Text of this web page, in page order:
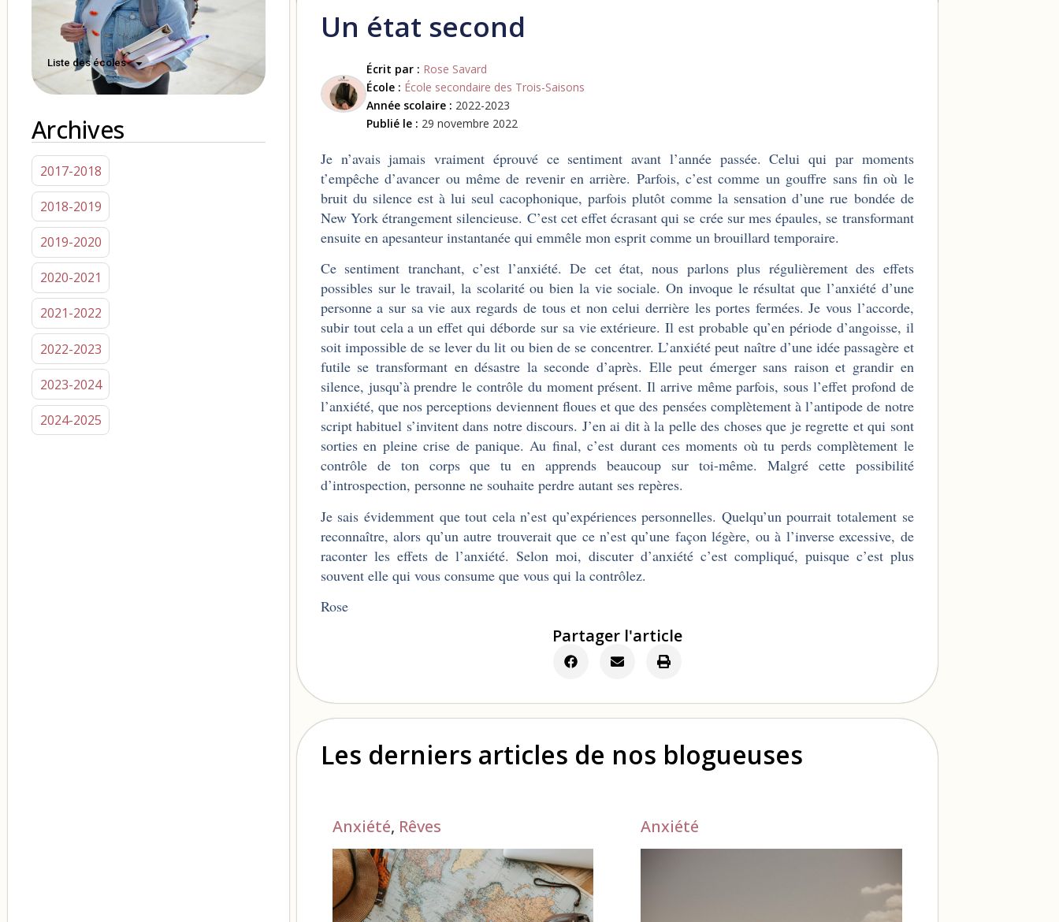
Liste des écoles
Archives
2017-2018
2018-2019
2019-2020
2020-2021
2021-2022
2022-2023
2023-2024
2024-2025
Un état second
Écrit par : Rose Savard
École : École secondaire des Trois-Saisons
Année scolaire : 2022-2023
Publié le : 29 novembre 2022
Je n’avais jamais vraiment éprouvé ce sentiment avant l’année passée. Celui qui par moments
t’empêche d’avancer ou même de revenir en arrière. Parfois, c’est comme un gouffre sans fin où le
bruit du silence est à lui seul cacophonique, parfois plutôt comme la sensation d’une rue bondée de
New York étrangement silencieuse. C’est cet effet écrasant qui se crée sur mes épaules, se transformant
ensuite en apesanteur instantanée qui emmêle mon esprit comme un brouillard temporaire.
Ce sentiment tranchant, c’est l’anxiété. De cet état, nous parlons plus régulièrement des effets
possibles sur le travail, la scolarité ou bien la vie sociale. On invoque le résultat que l’anxiété d’une
personne a sur sa vie aux regards de tous et non celui derrière les portes fermées. Je vous l’accorde,
subir tout cela a un effet qui déborde sur sa vie extérieure. Il est probable qu’en période d’angoisse, il
soit impossible de se lever du lit ou bien de se concentrer. L’anxiété peut naître d’une idée passagère et
futile se transformant en désastre la seconde d’après. Elle peut émerger sans raison et grandir en
silence, jusqu’à prendre le contrôle du moment présent. Il arrive même parfois, sous l’effet profond de
l’anxiété, que nos perceptions deviennent floues et que des pensées complètement à l’antipode de notre
script habituel s’invitent dans notre discours. J’en ai dit à la pelle des choses que je regrette et qui sont
sorties en pleine crise de panique. Au final, c’est durant ces moments où tu perds complètement le
contrôle de ton corps que tu en apprends beaucoup sur toi-même. Malgré cette possibilité
d’introspection, personne ne souhaite perdre autant ses repères.
Je sais évidemment que tout cela n’est qu’expériences personnelles. Quelqu’un pourrait totalement se
reconnaître, alors qu’un autre trouverait que ce n’est qu’une façon légère, ou à l’inverse excessive, de
raconter les effets de l’anxiété. Selon moi, discuter d’anxiété c’est compliqué, puisque c’est plus
souvent elle qui vous consume que vous qui la contrôlez.
Rose
Partager l'article
Les derniers articles de nos blogueuses
Anxiété, Rêves Anxiété